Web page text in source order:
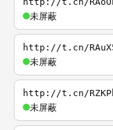
未屏蔽
http://t.cn/
未屏蔽
http://t.cn/
未屏蔽